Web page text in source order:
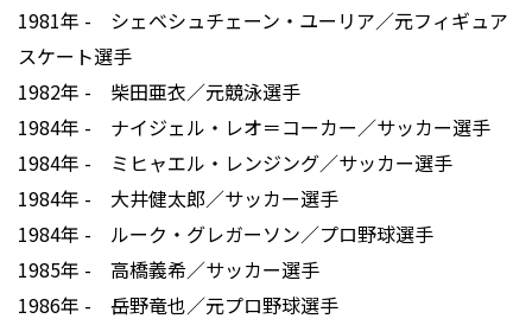
1981年 - シェベシュチェーン・ユーリア／元フィギュア
スケート選手
1982年 - 柴田亜衣／元競泳選手
1984年 - ナイジェル・レオ＝コーカー／サッカー選手
1984年 - ミヒャエル・レンジング／サッカー選手
1984年 - 大井健太郎／サッカー選手
1984年 - ルーク・グレガーソン／プロ野球選手
1985年 - 高橋義希／サッカー選手
1986年 - 岳野竜也／元プロ野球選手